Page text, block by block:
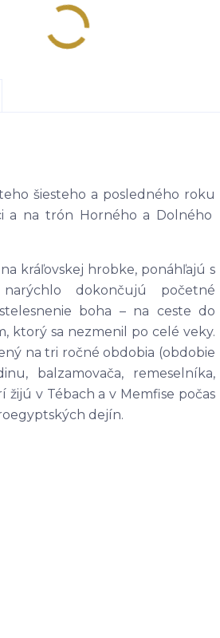
šiesteho a posledného roku
a na trón Horného a Dolného
kráľovskej hrobke, ponáhľajú s
dokončujú početné
boha – na ceste do
ktorý sa nezmenil po celé veky.
na tri ročné obdobia (obdobie
balzamovača, remeselníka,
žijú v Tébach a v Memfise počas
dejín.